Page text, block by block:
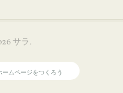
サラ.
ームページをつくろう